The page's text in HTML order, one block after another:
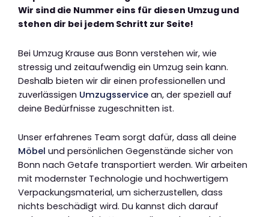
Wir sind die Nummer eins für diesen Umzug und
stehen dir bei jedem Schritt zur Seite!
Bei Umzug Krause aus Bonn verstehen wir, wie
stressig und zeitaufwendig ein Umzug sein kann.
Deshalb bieten wir dir einen professionellen und
zuverlässigen Umzugsservice an, der speziell auf
deine Bedürfnisse zugeschnitten ist.
Unser erfahrenes Team sorgt dafür, dass all deine
Möbel und persönlichen Gegenstände sicher von
Bonn nach Getafe transportiert werden. Wir arbeiten
mit modernster Technologie und hochwertigem
Verpackungsmaterial, um sicherzustellen, dass
nichts beschädigt wird. Du kannst dich darauf